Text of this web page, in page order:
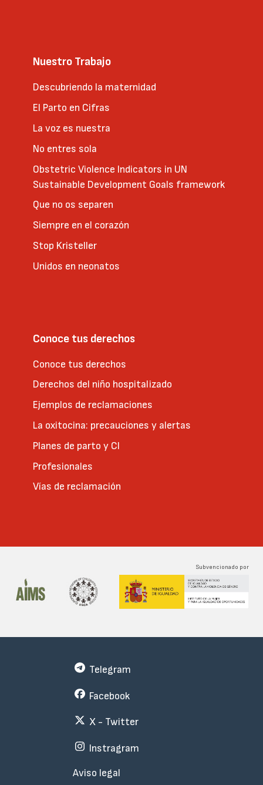
Nuestro Trabajo
Descubriendo la maternidad
El Parto en Cifras
La voz es nuestra
No entres sola
Obstetric Violence Indicators in UN
Sustainable Development Goals framework
Que no os separen
Siempre en el corazón
Stop Kristeller
Unidos en neonatos
Conoce tus derechos
Conoce tus derechos
Derechos del niño hospitalizado
Ejemplos de reclamaciones
La oxitocina: precauciones y alertas
Planes de parto y CI
Profesionales
Vías de reclamación
Subvencionado por
Subfooter
Telegram
Facebook
X - Twitter
Instragram
Aviso legal